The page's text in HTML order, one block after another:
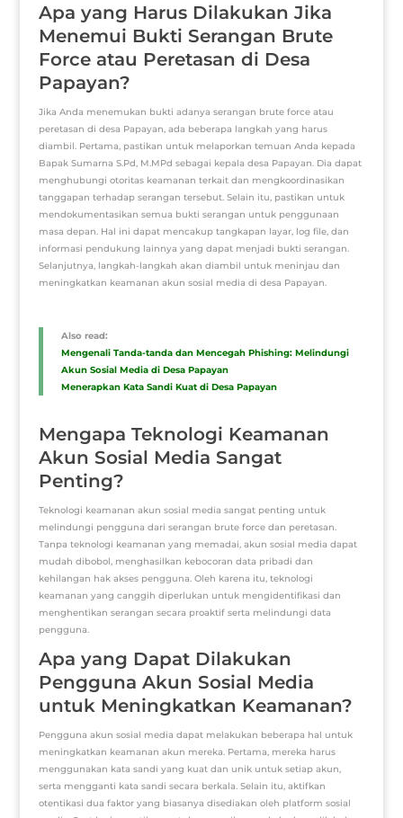
Apa yang Harus Dilakukan Jika
Menemui Bukti Serangan Brute
Force atau Peretasan di Desa
Papayan?
Jika Anda menemukan bukti adanya serangan brute force atau
peretasan di desa Papayan, ada beberapa langkah yang harus
diambil. Pertama, pastikan untuk melaporkan temuan Anda kepada
Bapak Sumarna S.Pd, M.MPd sebagai kepala desa Papayan. Dia dapat
menghubungi otoritas keamanan terkait dan mengkoordinasikan
tanggapan terhadap serangan tersebut. Selain itu, pastikan untuk
mendokumentasikan semua bukti serangan untuk penggunaan
masa depan. Hal ini dapat mencakup tangkapan layar, log file, dan
informasi pendukung lainnya yang dapat menjadi bukti serangan.
Selanjutnya, langkah-langkah akan diambil untuk meninjau dan
meningkatkan keamanan akun sosial media di desa Papayan.
Also read:
Mengenali Tanda-tanda dan Mencegah Phishing: Melindungi
Akun Sosial Media di Desa Papayan
Menerapkan Kata Sandi Kuat di Desa Papayan
Mengapa Teknologi Keamanan
Akun Sosial Media Sangat
Penting?
Teknologi keamanan akun sosial media sangat penting untuk
melindungi pengguna dari serangan brute force dan peretasan.
Tanpa teknologi keamanan yang memadai, akun sosial media dapat
mudah dibobol, menghasilkan kebocoran data pribadi dan
kehilangan hak akses pengguna. Oleh karena itu, teknologi
keamanan yang canggih diperlukan untuk mengidentifikasi dan
menghentikan serangan secara proaktif serta melindungi data
pengguna.
Apa yang Dapat Dilakukan
Pengguna Akun Sosial Media
untuk Meningkatkan Keamanan?
Pengguna akun sosial media dapat melakukan beberapa hal untuk
meningkatkan keamanan akun mereka. Pertama, mereka harus
menggunakan kata sandi yang kuat dan unik untuk setiap akun,
serta mengganti kata sandi secara berkala. Selain itu, aktifkan
otentikasi dua faktor yang biasanya disediakan oleh platform sosial